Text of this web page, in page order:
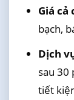
Giá cả
bạch,
Dịch
sau 30
tiết